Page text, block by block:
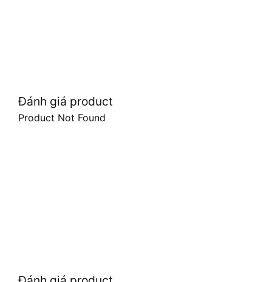
Đánh giá product
Product Not Found